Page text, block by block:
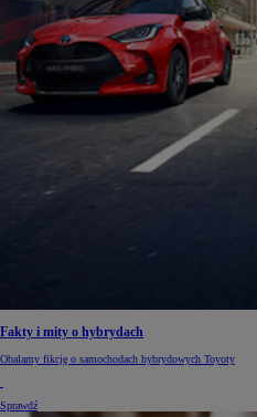
Fakty i mity o hybrydach
Obalamy fikcję o samochodach hybrydowych Toyoty
Sprawdź